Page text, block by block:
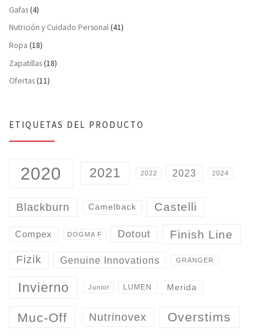
Gafas(4)
Nutrición y Cuidado Personal(41)
Ropa (18)
Zapatillas(18)
Ofertas(11)
ETIQUETAS DEL PRODUCTO
2020 2021 2022 2023 2024
Blackburn Camelback Castelli
Compex DOGMA F Dotout Finish Line
Fizik Genuine Innovations GRANGER
Invierno Junior LUMEN Merida
Muc-Off Nutrinovex Overstims